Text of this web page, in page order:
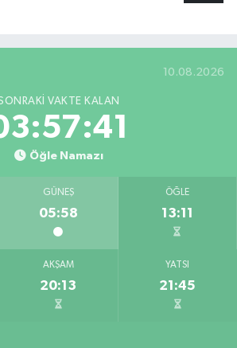
10.08.2026
VAKTE KALAN
Öğle Namazı
GÜNEŞ
05:58
ÖĞLE
13:11
AKŞAM
20:13
YATSI
21:45